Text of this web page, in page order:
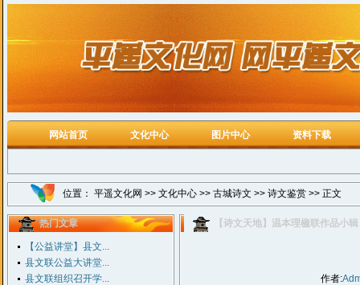
网站首页 文化中心 图片中心 资料下载
位置： 平遥文化网 >> 文化中心 >> 古城诗文 >> 诗文鉴赏 >> 正文
热门文章
【公益讲堂】县文...
县文联公益大讲堂...
县文联组织召开学...
【诗文天地】温本理楹联作品小辑
作者: